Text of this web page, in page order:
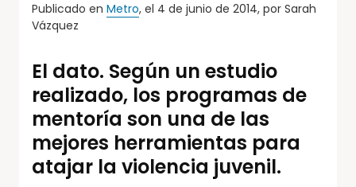
Publicado en Metro, el 4 de junio de 2014, por Sarah
Vázquez
El dato. Según un estudio
realizado, los programas de
mentoría son una de las
mejores herramientas para
atajar la violencia juvenil.